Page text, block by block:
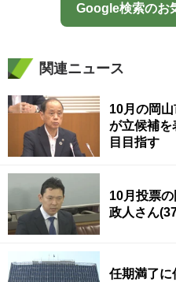
Google検索のお
関連ニュース
10月の岡
が立候補
目目指す
10月投票
政人さん
任期満了に